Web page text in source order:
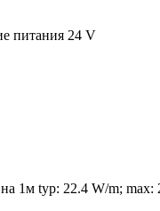
питания 24 V
1м typ: 22.4 W/m; max: